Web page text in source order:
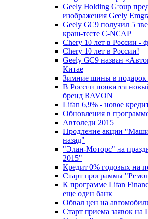
Geely Holding Group
изображения Geely
Geely GC9 получил 5
краш-тесте C-NCAP
Chery 10 лет в России -
Chery 10 лет в России!
Geely GC9 назван
Китае
Зимние шины в подарок
В России появится
бренд RAVON
Lifan 6,9% - новое
Обновления в
Автоледи 2015
Продление акции
назад"
"Элан-Моторс" на
2015"
Кредит 0% годовых на
Старт программы
К программе Lifan
еще один банк
Обвал цен на
Старт приема заявок на